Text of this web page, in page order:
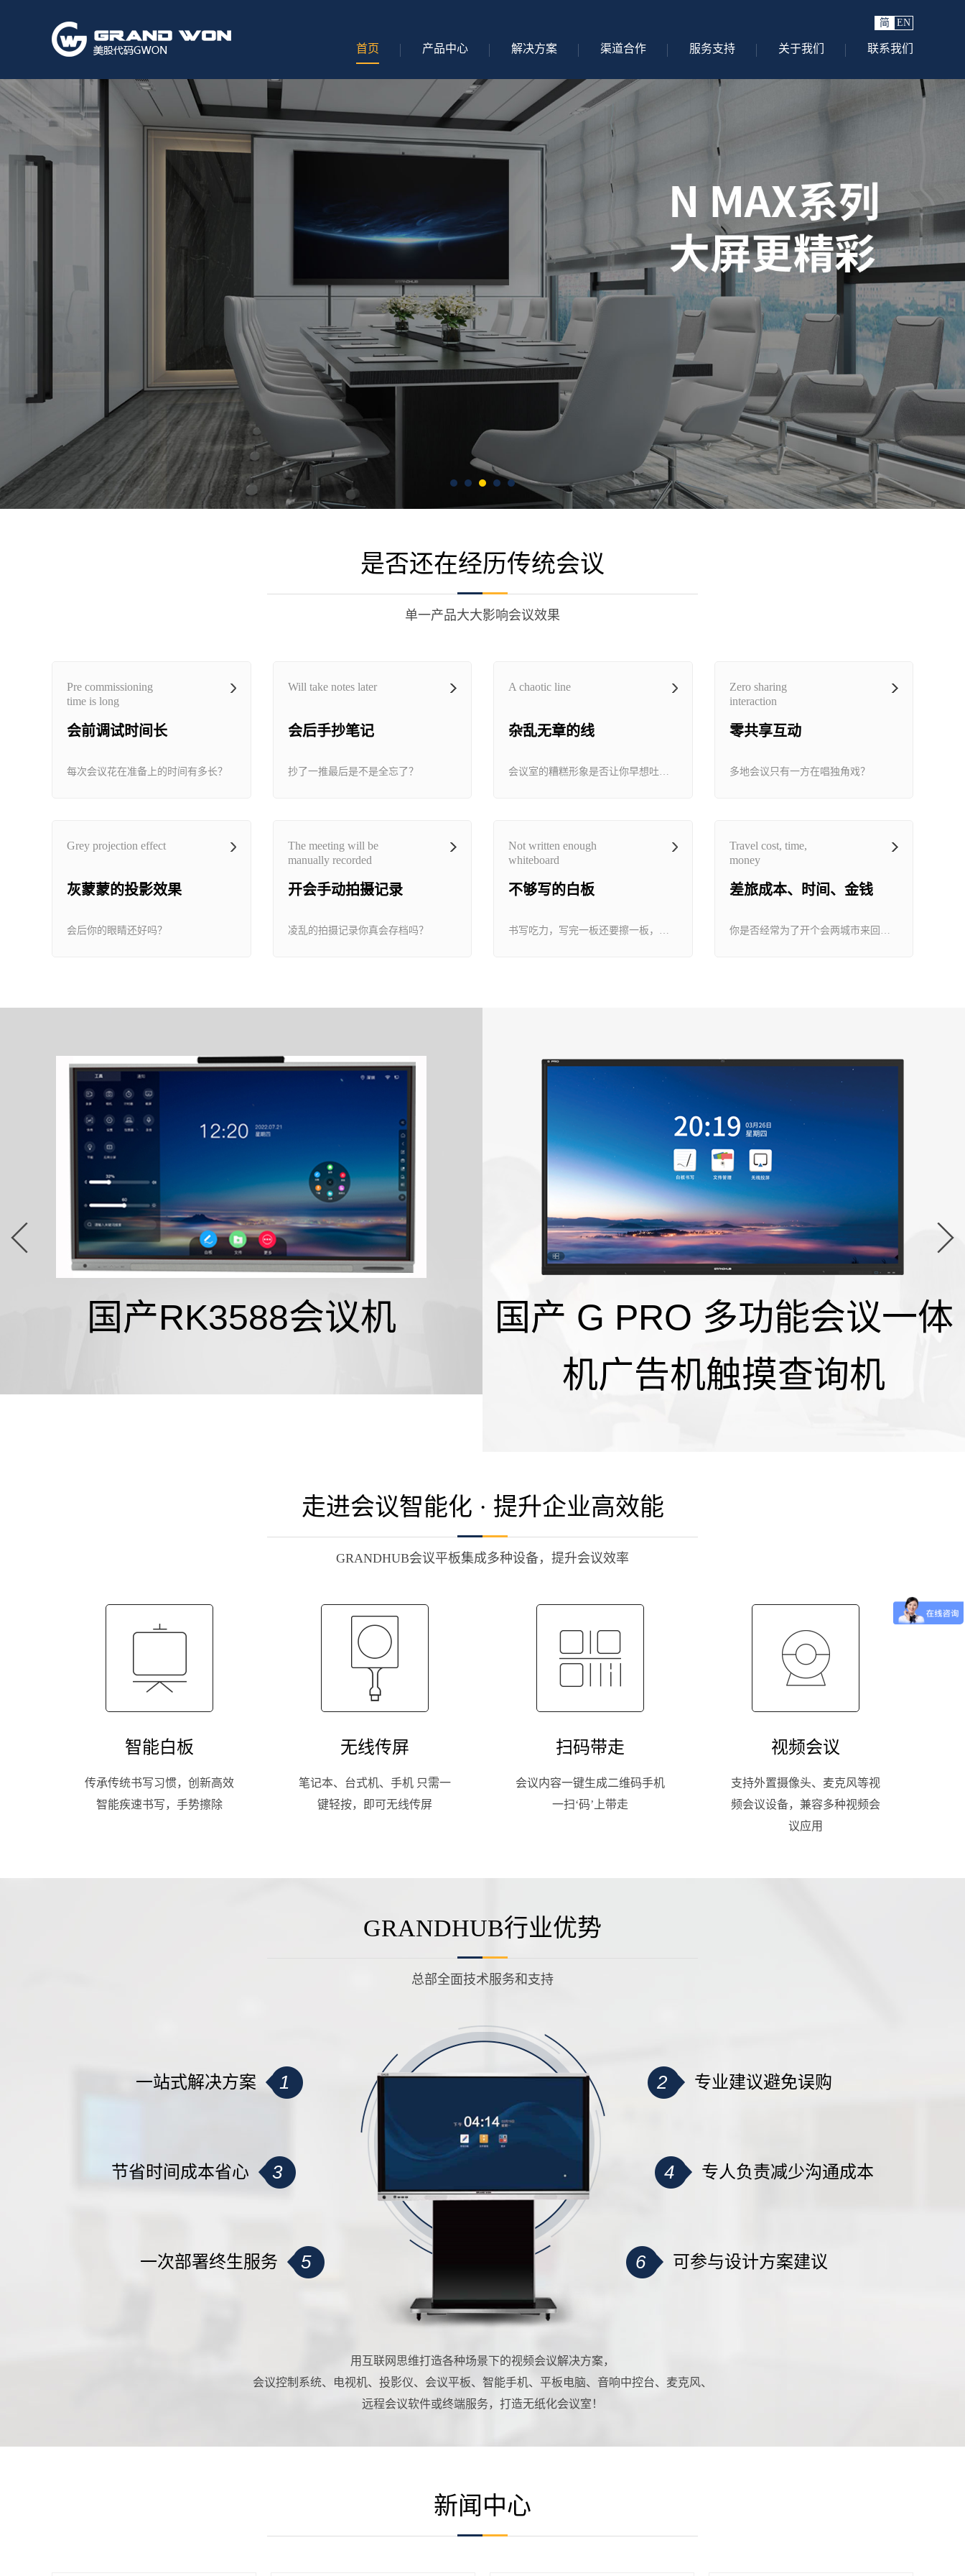
简 EN
首页 产品中心 解决方案 渠道合作 服务支持 关于我们 联系我们
是否还在经历传统会议
单一产品大大影响会议效果
Pre commissioning
time is long
会前调试时间长
每次会议花在准备上的时间有多长？
Grey projection effect
灰蒙蒙的投影效果
会后你的眼睛还好吗？
Will take notes later
会后手抄笔记
抄了一推最后是不是全忘了？
The meeting will be
manually recorded
开会手动拍摄记录
凌乱的拍摄记录你真会存档吗？
A chaotic line
杂乱无章的线
Not written enough
whiteboard
不够写的白板
Zero sharing
interaction
零共享互动
多地会议只有一方在唱独角戏？
Travel cost, time,
money
差旅成本、时间、金钱
国产RK3588会议机
国产 G PRO 多功能会议一体
机广告机触摸查询机
走进会议智能化 · 提升企业高效能
GRANDHUB会议平板集成多种设备，提升会议效率
智能白板
传承传统书写习惯，创新高效
智能疾速书写，手势擦除
无线传屏
笔记本、台式机、手机 只需一
键轻按，即可无线传屏
扫码带走
会议内容一键生成二维码手机
一扫‘码’上带走
视频会议
支持外置摄像头、麦克风等视
频会议设备，兼容多种视频会
议应用
GRANDHUB行业优势
总部全面技术服务和支持
1
一站式解决方案
3
节省时间成本省心
5
一次部署终生服务
2 专业建议避免误购
4 专人负责减少沟通成本
6 可参与设计方案建议
用互联网思维打造各种场景下的视频会议解决方案，
会议控制系统、电视机、投影仪、会议平板、智能手机、平板电脑、音响中控台、麦克风、
远程会议软件或终端服务，打造无纸化会议室！
新闻中心